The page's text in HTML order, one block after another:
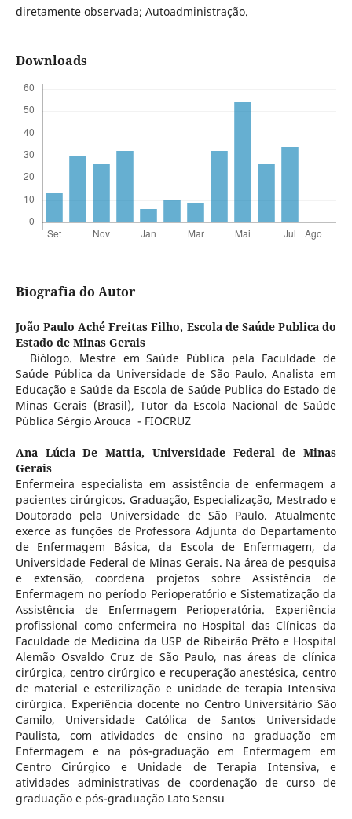
diretamente observada; Autoadministração.
Downloads
Biografia do Autor
João Paulo Aché Freitas Filho, Escola de Saúde Publica do
Estado de Minas Gerais
Biólogo. Mestre em Saúde Pública pela Faculdade de
Saúde Pública da Universidade de São Paulo. Analista em
Educação e Saúde da Escola de Saúde Publica do Estado de
Minas Gerais (Brasil), Tutor da Escola Nacional de Saúde
Pública Sérgio Arouca - FIOCRUZ
Ana Lúcia De Mattia, Universidade Federal de Minas
Gerais
Enfermeira especialista em assistência de enfermagem a
pacientes cirúrgicos. Graduação, Especialização, Mestrado e
Doutorado pela Universidade de São Paulo. Atualmente
exerce as funções de Professora Adjunta do Departamento
de Enfermagem Básica, da Escola de Enfermagem, da
Universidade Federal de Minas Gerais. Na área de pesquisa
e extensão, coordena projetos sobre Assistência de
Enfermagem no período Perioperatório e Sistematização da
Assistência de Enfermagem Perioperatória. Experiência
profissional como enfermeira no Hospital das Clínicas da
Faculdade de Medicina da USP de Ribeirão Prêto e Hospital
Alemão Osvaldo Cruz de São Paulo, nas áreas de clínica
cirúrgica, centro cirúrgico e recuperação anestésica, centro
de material e esterilização e unidade de terapia Intensiva
cirúrgica. Experiência docente no Centro Universitário São
Camilo, Universidade Católica de Santos Universidade
Paulista, com atividades de ensino na graduação em
Enfermagem e na pós-graduação em Enfermagem em
Centro Cirúrgico e Unidade de Terapia Intensiva, e
atividades administrativas de coordenação de curso de
graduação e pós-graduação Lato Sensu